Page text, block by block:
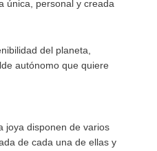
única, personal y creada
del planeta,
autónomo que quiere
joya disponen de varios
de cada una de ellas y